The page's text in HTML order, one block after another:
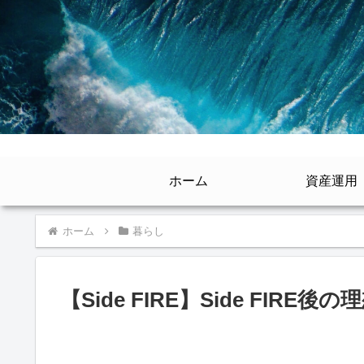
ホーム 資産運用
ホーム 暮らし
【Side FIRE】Side FIRE後の